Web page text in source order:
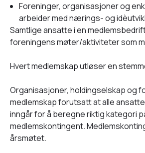
Foreninger, organisasjoner og
arbeider med nærings- og
Samtlige ansatte i en
foreningens møter/aktiviteter som
Hvert medlemskap utløser en
Organisasjoner, holdingselskap og
medlemskap forutsatt at alle
inngår for å beregne riktig kategori
medlemskontingent.
årsmøtet.